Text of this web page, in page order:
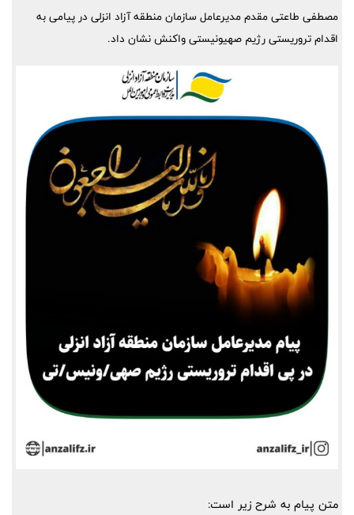
مصطفی طاعتی مقدم مدیرعامل سازمان منطقه آزاد انزلی در پیامی به
اقدام تروریستی رژیم صهیونیستی واکنش نشان داد.
متن پیام به شرح زیر است: